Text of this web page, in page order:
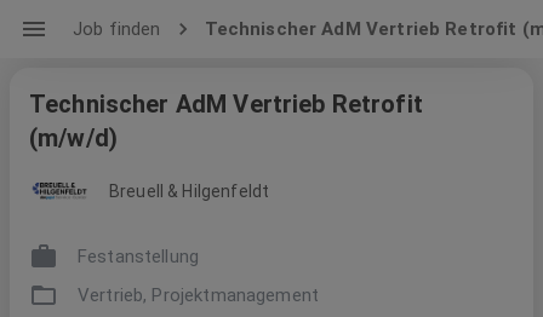
Job finden Technischer AdM Vertrieb Retrofit
Technischer AdM Vertrieb Retrofit
(m/w/d)
Breuell & Hilgenfeldt
Festanstellung
Vertrieb, Projektmanagement